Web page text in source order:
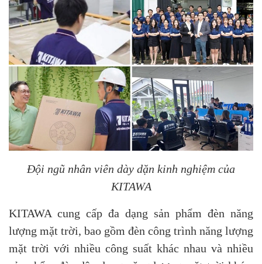
Đội ngũ nhân viên dày dặn kinh nghiệm của
KITAWA
KITAWA cung cấp đa dạng sản phẩm đèn năng
lượng mặt trời, bao gồm đèn công trình năng lượng
mặt trời với nhiều công suất khác nhau và nhiều